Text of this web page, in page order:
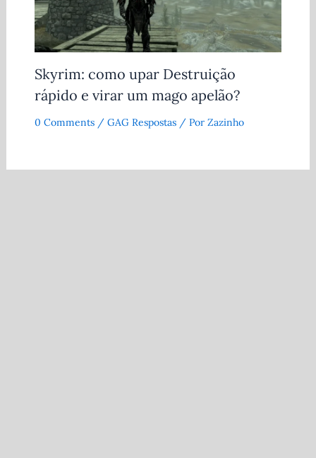
Skyrim: como upar Destruição
rápido e virar um mago apelão?
0 Comments / GAG Respostas/ Por Zazinho